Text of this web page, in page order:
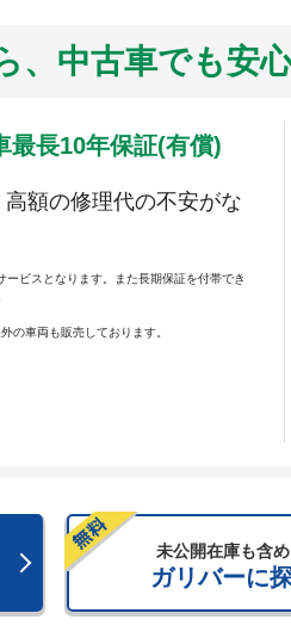
、中古車でも安
最長10年保証(有償)
額の修理代の不安がな
ービスとなります。また長期保証を付帯でき
の車両も販売しております。
未公開在庫も含
ガリバーに